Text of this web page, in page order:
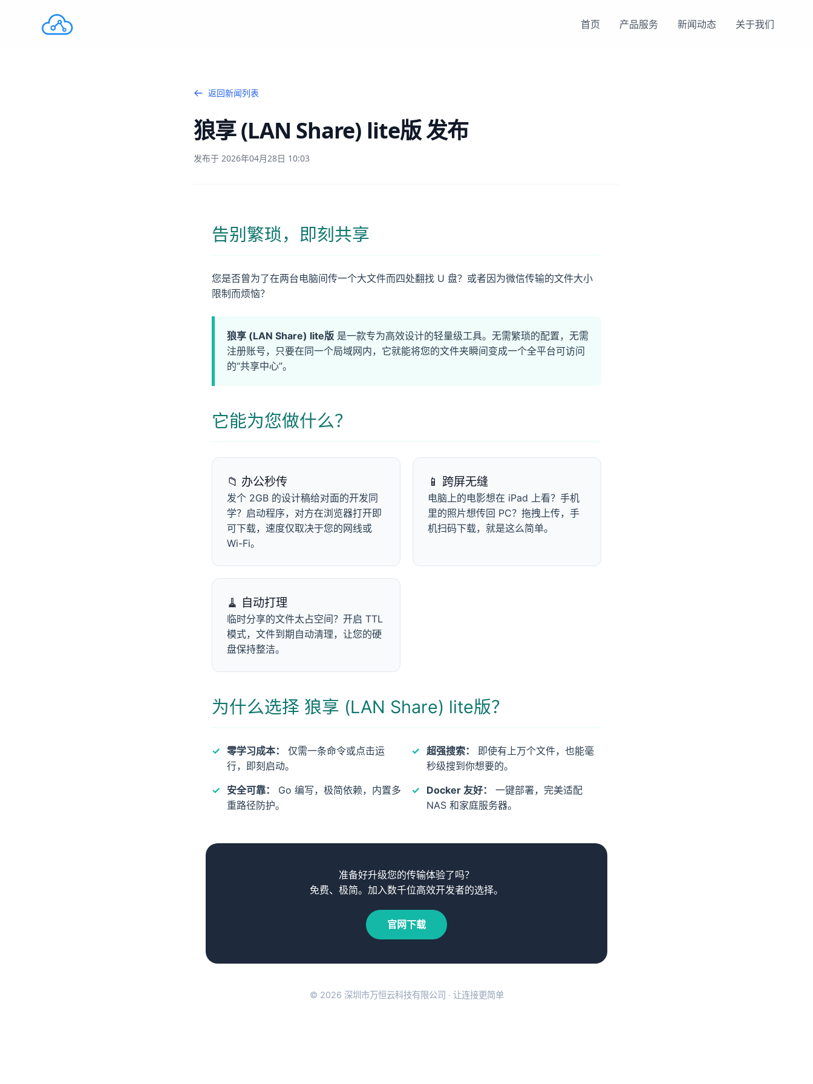
首页 产品服务 新闻动态 关于我们
返回新闻列表
狼享 (LAN Share) lite版 发布
发布于 2026年04月28日 10:03
告别繁琐，即刻共享
您是否曾为了在两台电脑间传一个大文件而四处翻找 U 盘？或者因为微信传输的文件大小
限制而烦恼？
狼享 (LAN Share) lite版 是一款专为高效设计的轻量级工具。无需繁琐的配置，无需
注册账号，只要在同一个局域网内，它就能将您的文件夹瞬间变成一个全平台可访问
的“共享中心”。
它能为您做什么？
📁 办公秒传
发个 2GB 的设计稿给对面的开发同
学？启动程序，对方在浏览器打开即
可下载，速度仅取决于您的网线或
Wi-Fi。
📱 跨屏无缝
电脑上的电影想在 iPad 上看？手机
里的照片想传回 PC？拖拽上传，手
机扫码下载，就是这么简单。
🧹 自动打理
临时分享的文件太占空间？开启 TTL
模式，文件到期自动清理，让您的硬
盘保持整洁。
为什么选择 狼享 (LAN Share) lite版？
零学习成本：
仅需一条命令或点击运
行，即刻启动。
超强搜索：
即使有上万个文件，也能毫
秒级搜到你想要的。
安全可靠：
Go 编写，极简依赖，内置多
重路径防护。
Docker 友好：
一键部署，完美适配
NAS 和家庭服务器。
准备好升级您的传输体验了吗？
免费、极简。加入数千位高效开发者的选择。
官网下载
© 2026 深圳市万恒云科技有限公司 · 让连接更简单